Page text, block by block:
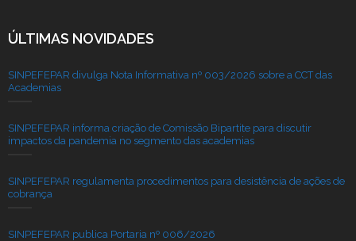
ÚLTIMAS NOVIDADES
SINPEFEPAR divulga Nota Informativa nº 003/2026 sobre a CCT das
Academias
SINPEFEPAR informa criação de Comissão Bipartite para discutir
impactos da pandemia no segmento das academias
SINPEFEPAR regulamenta procedimentos para desistência de ações de
cobrança
SINPEFEPAR publica Portaria nº 006/2026